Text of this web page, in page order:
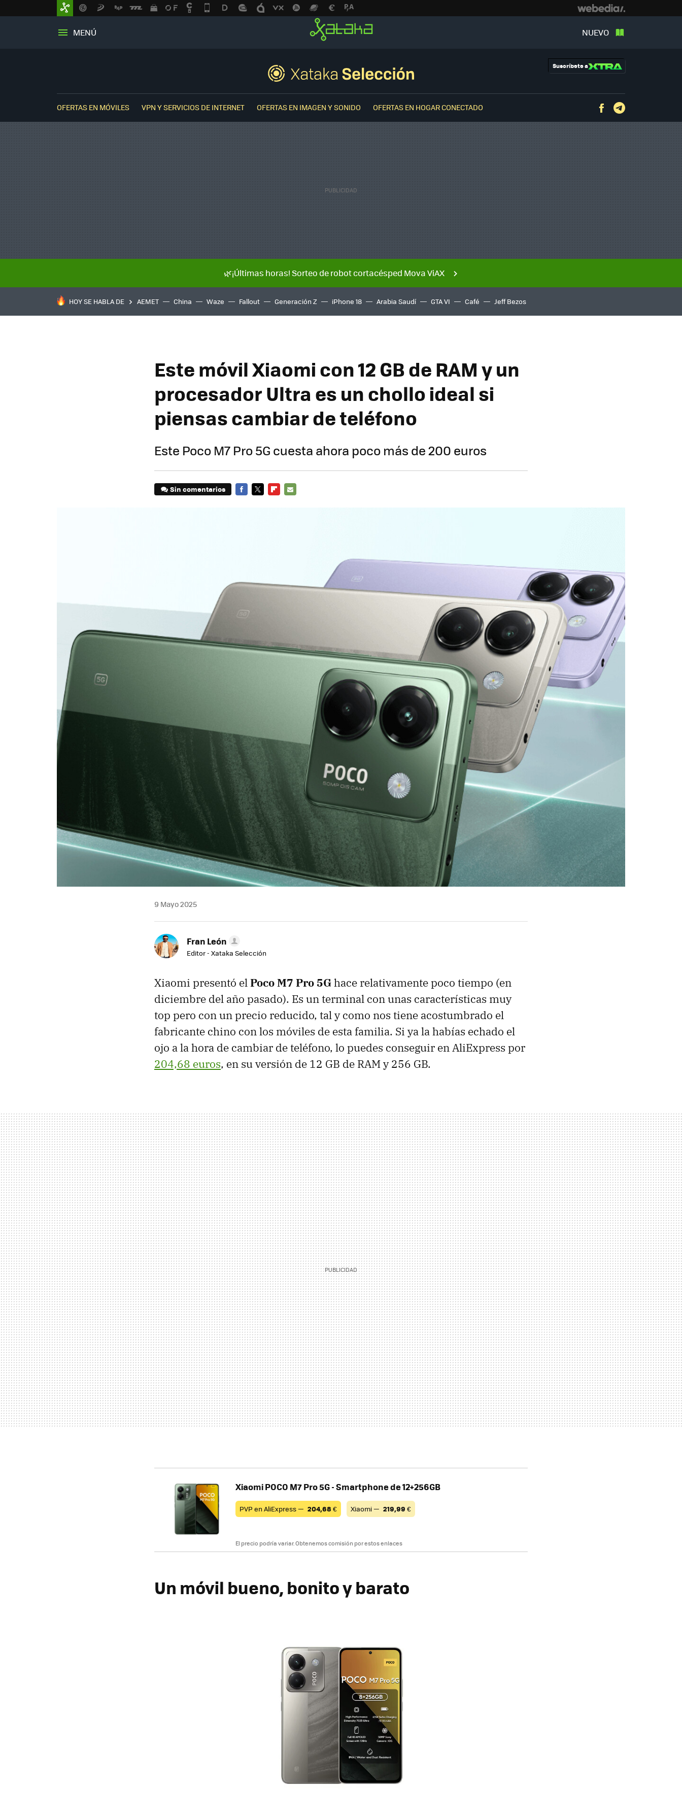
MENÚ NUEVO
Suscríbete a
OFERTAS EN MÓVILES VPN Y SERVICIOS DE INTERNET OFERTAS EN IMAGEN Y SONIDO OFERTAS EN HOGAR CONECTADO Facebook
🌿¡Últimas horas! Sorteo de robot cortacésped Mova ViAX
HOY SE HABLA DE AEMET China Waze Fallout Generación Z iPhone 18 Arabia Saudí GTA VI Café Jeff Bezos
Este móvil Xiaomi con 12 GB de RAM y un
procesador Ultra es un chollo ideal si
piensas cambiar de teléfono
Este Poco M7 Pro 5G cuesta ahora poco más de 200 euros
Sin comentarios
9 Mayo 2025
Fran León
Editor - Xataka Selección
Xiaomi presentó elPoco M7 Pro 5Ghace relativamente poco tiempo (en
diciembre del año pasado). Es un terminal con unas características muy
top pero con un precio reducido, tal y como nos tiene acostumbrado el
fabricante chino con los móviles de esta familia. Si ya la habías echado el
ojo a la hora de cambiar de teléfono, lo puedes conseguir en AliExpress por
204,68 euros, en su versión de 12 GB de RAM y 256 GB.
Xiaomi POCO M7 Pro 5G - Smartphone de 12+256GB
PVP en AliExpress — 204,68 € Xiaomi — 219,99 €
El precio podría variar. Obtenemos comisión por estos enlaces
Un móvil bueno, bonito y barato